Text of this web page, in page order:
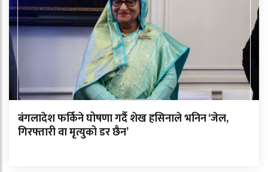
बंगलादेश फर्किने घोषणा गर्दै शेख हसिनाले भनिन ‘जेल,
गिरफ्तारी वा मृत्युको डर छैन’